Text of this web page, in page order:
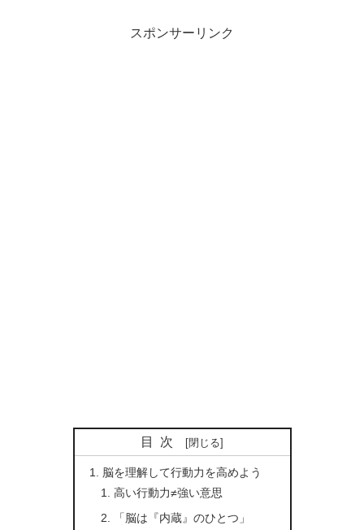
スポンサーリンク
目次
脳を理解して行動力を高めよう
高い行動力≠強い意思
「脳は『内蔵』のひとつ」